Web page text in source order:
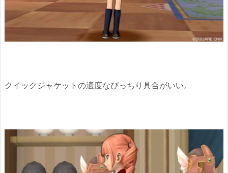
クイックジャケットの適度なぴっちり具合がいい。